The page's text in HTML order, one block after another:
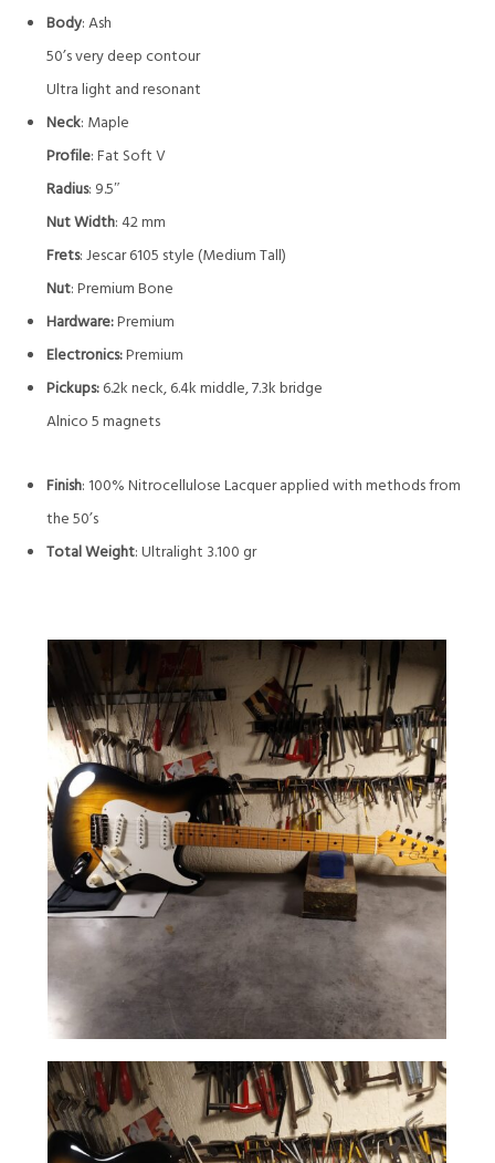
Body: Ash
50’s very deep contour
Ultra light and resonant
Neck: Maple
Profile: Fat Soft V
Radius: 9.5″
Nut Width: 42 mm
Frets: Jescar 6105 style (Medium Tall)
Nut: Premium Bone
Hardware:Premium
Electronics:Premium
Pickups:6.2k neck, 6.4k middle, 7.3k bridge
Alnico 5 magnets
Finish: 100% Nitrocellulose Lacquer applied with methods from
the 50’s
Total Weight: Ultralight 3.100 gr